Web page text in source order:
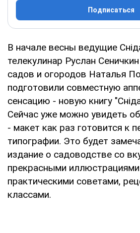
Подписаться
В начале весны ведущие
телекулинар Руслан
садов и огородов Наталья
подготовили совместную
сенсацию - новую книгу
Сейчас уже можно увидеть
- макет как раз готовится к
типографии. Это будет
издание о садоводстве со
прекрасными
практическими советами,
классами.